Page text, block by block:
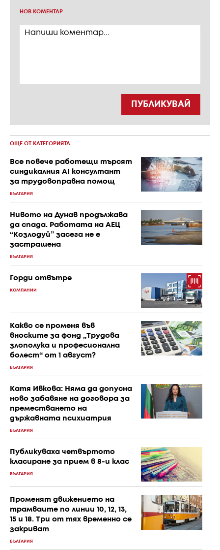
НОВ КОМЕНТАР
ПУБЛИКУВАЙ
ОЩЕ ОТ КАТЕГОРИЯТА
Все повече работещи търсят
синдикалния AI консултант
за трудовоправна помощ
БЪЛГАРИЯ
Нивото на Дунав продължава
да спада. Работата на АЕЦ
“Козлодуй” засега не е
застрашена
БЪЛГАРИЯ
Горди отвътре
КОМПАНИИ
Какво се променя във
вноските за фонд „Трудова
злополука и професионална
болест“ от 1 август?
БЪЛГАРИЯ
Катя Ивкова: Няма да допусна
ново забавяне на договора за
преместването на
държавната психиатрия
БЪЛГАРИЯ
Публикуваха четвъртото
класиране за прием в 8-и клас
БЪЛГАРИЯ
Променят движението на
трамваите по линии 10, 12, 13,
15 и 18. Три от тях временно се
закриват
БЪЛГАРИЯ